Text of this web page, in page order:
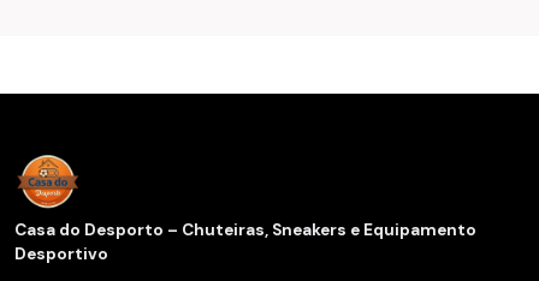
Casa do Desporto – Chuteiras, Sneakers e Equipamento
Desportivo